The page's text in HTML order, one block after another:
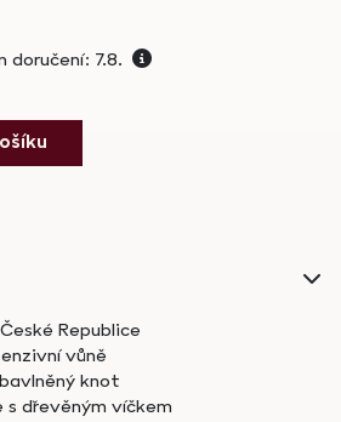
doručení: 7.8.
Republice
vůně
knot
s dřevěným víčkem